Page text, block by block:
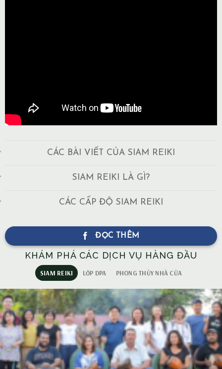
CÁC BÀI VIẾT CỦA SIAM REIKI
SIAM REIKI LÀ GÌ?
CÁC CẤP ĐỘ SIAM REIKI
ĐỌC THÊM
KHÁM PHÁ CÁC DỊCH VỤ HÀNG ĐẦU
SIAM REIKI LỚP DPA PHONG THỦY NHÀ CỬA